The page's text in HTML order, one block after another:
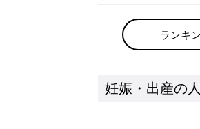
たまひよのアプリ
体験談